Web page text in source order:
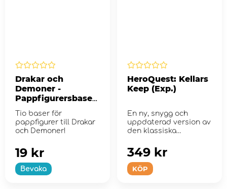
Drakar och
Demoner -
Pappfigurersbaser
10-pack
Tio baser för
pappfigurer till Drakar
och Demoner!
Bevaka
19 kr
HeroQuest: Kellars
Keep (Exp.)
En ny, snygg och
uppdaterad version av
den klassiska
expansionen!
KÖP
349 kr